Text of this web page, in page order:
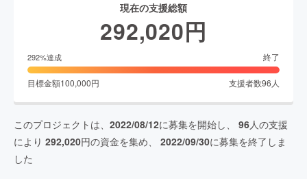
現在の支援総額
292,020円
292%達成 終了
目標金額100,000円 支援者数96 人
このプロジェクトは、 2022/08/12に募集を開始し、 96人の支援
により 292,020円の資金を集め、 2022/09/30に募集を終了しま
した